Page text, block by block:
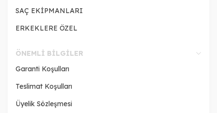
SAÇ EKİPMANLARI
ERKEKLERE ÖZEL
ÖNEMLI BILGILER
Garanti Koşulları
Teslimat Koşulları
Üyelik Sözleşmesi